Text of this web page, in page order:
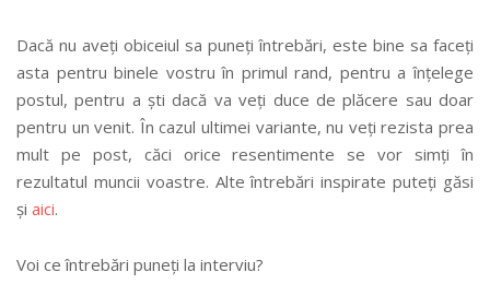
Dacă nu aveți obiceiul sa puneți întrebări, este bine sa faceți
asta pentru binele vostru în primul rand, pentru a înțelege
postul, pentru a ști dacă va veți duce de plăcere sau doar
pentru un venit. În cazul ultimei variante, nu veți rezista prea
mult pe post, căci orice resentimente se vor simți în
rezultatul muncii voastre. Alte întrebări inspirate puteți găsi
și aici.
Voi ce întrebări puneți la interviu?